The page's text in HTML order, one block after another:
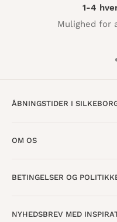
1-4
Mulighed for
ÅBNINGSTIDER I
Fredag · 10:00 - 18:00
Vestergade 8
OM OS
Find butik
BETINGELSER OG
Tilbagebetalingspolitik
NYHEDSBREV MED